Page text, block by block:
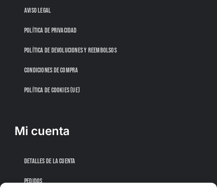
AVISO LEGAL
POLÍTICA DE PRIVACIDAD
POLÍTICA DE DEVOLUCIONES Y REEMBOLSOS
CONDICIONES DE COMPRA
POLÍTICA DE COOKIES (UE)
Mi cuenta
DETALLES DE LA CUENTA
PEDIDOS